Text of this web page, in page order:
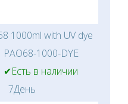
1000ml with UV dye
PAO68-1000-DYE
✔Есть в наличии
7День